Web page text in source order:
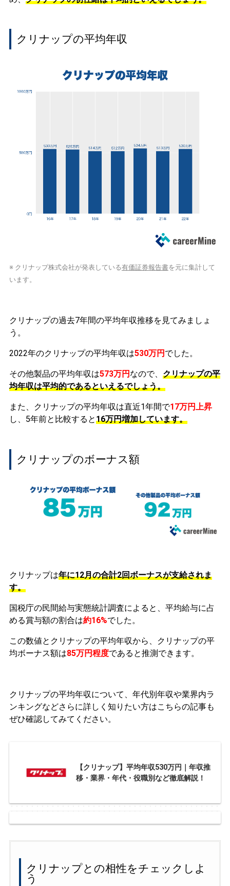
クリナップの平均年収
※ クリナップ株式会社が発表している有価証券報告書を元に集計して
います。
クリナップの過去7年間の平均年収推移を見てみましょ
う。
2022年のクリナップの平均年収は530万円 でした。
その他製品の平均年収は573万円 なので、 クリナップの平
均年収は平均的であるといえるでしょう。
また、クリナップの平均年収は直近1年間で17万円上昇
し、5年前と比較すると16万円増加しています。
クリナップのボーナス額
クリナップは年に12月の合計2回ボーナスが支給されま
す。
国税庁の民間給与実態統計調査によると、平均給与に占
める賞与額の割合は約16%でした。
この数値とクリナップの平均年収から、クリナップの平
均ボーナス額は85万円程度であると推測できます。
クリナップの平均年収について、年代別年収や業界内ラ
ンキングなどさらに詳しく知りたい方はこちらの記事も
ぜひ確認してみてください。
【クリナップ】平均年収530万円｜年収推
移・業界・年代・役職別など徹底解説！
クリナップとの相性をチェックしよ
う